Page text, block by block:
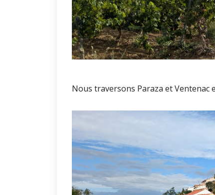
Nous traversons Paraza et Ventenac